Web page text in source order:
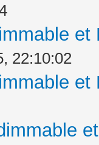
22:10:02